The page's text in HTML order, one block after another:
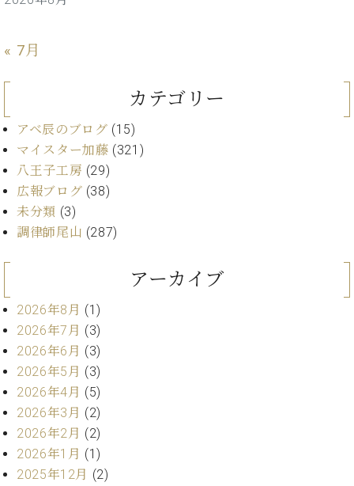
ヒ
シ
ュ
タ
ン
コ
ト
グ
ラ
ン
ド
ピ
ア
ノ
C.
ベ
く
に
ュ
タ
イ
ン・
シ
ュ
ー
入
実
績
ホ
ー
ル・
タ
ジ
オ
コ
レ
ッ
ス
ン
イ
ベ
代
理
店
主
催
イ
ン
ト
歓
タイ
ン・
シュ
ーレ
音楽
ベ
シ
ュ
タ
ン
・
セ
ン
ト
ラ
内
お
問
合
せ
« 7月
カテゴリー
アベ辰のブログ (15)
マイスター加藤 (321)
八王子工房 (29)
広報ブログ (38)
未分類 (3)
調律師尾山 (287)
アーカイブ
2026年8月 (1)
2026年7月 (3)
2026年6月 (3)
2026年5月 (3)
2026年4月 (5)
2026年3月 (2)
2026年2月 (2)
2026年1月 (1)
2025年12月 (2)